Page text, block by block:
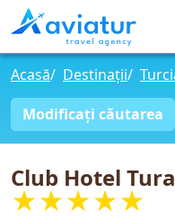
Acasă/ Destinații/
Modificați căutarea
Club Hotel
★★★★★